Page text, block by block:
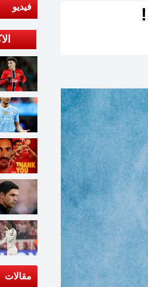
فيديو
مقالات